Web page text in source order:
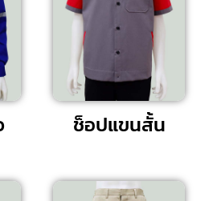
ช็อปแขนสั้น